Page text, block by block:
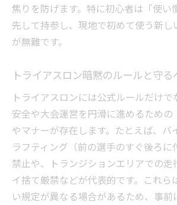
焦りを防げます。特に初心者は「使い
先して持参し、現地で初めて使う新し
が無難です。
トライアスロン暗黙のルールと守る
トライアスロンには公式ルールだけ
安全や大会運営を円滑に進めるための
やマナーが存在します。たとえば、バ
ラフティング（前の選手のすぐ後ろに
禁止や、トランジションエリアでの走
イ捨て厳禁などが代表的です。これら
い規定が異なる場合があるため、事前